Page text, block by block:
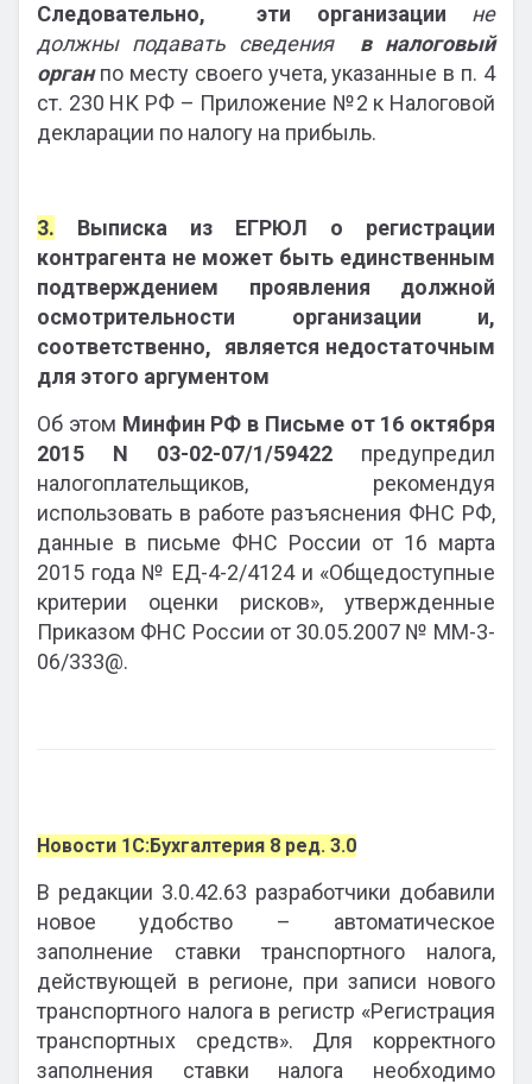
Следовательно, эти организации не
должны подавать сведения
в налоговый
органпо месту своего учета, указанные в п. 4
ст. 230 НК РФ – Приложение №2 к Налоговой
декларации по налогу на прибыль.
3. Выписка из ЕГРЮЛ о регистрации
контрагента не может быть единственным
подтверждением проявления должной
осмотрительности организации и,
соответственно, является недостаточным
для этого аргументом
Об этом Минфин РФ в Письме от 16 октября
2015 N 03-02-07/1/59422 предупредил
налогоплательщиков, рекомендуя
использовать в работе разъяснения ФНС РФ,
данные в письме ФНС России от 16 марта
2015 года № ЕД-4-2/4124 и «Общедоступные
критерии оценки рисков», утвержденные
Приказом ФНС России от 30.05.2007 № ММ-3-
06/333@.
Новости 1С:Бухгалтерия 8 ред. 3.0
В редакции 3.0.42.63 разработчики добавили
новое удобство – автоматическое
заполнение ставки транспортного налога,
действующей в регионе, при записи нового
транспортного налога в регистр «Регистрация
транспортных средств». Для корректного
заполнения ставки налога необходимо